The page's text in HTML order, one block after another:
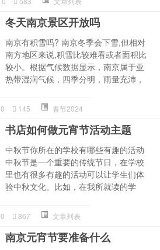
冬天南京景区开放吗
南京有积雪吗? 南京冬季会下雪,但相对
南方地区来说,积雪比较难看或者面积比
较小。根据气候数据显示，南京属于亚
热带湿润气候，四季分明，雨量充沛，
0 145 春节2024
书店如何做元宵节活动主题
中秋节你所在的学校有哪些有趣的活动
中秋节是一个重要的传统节日，在学校
里也有很多有趣的活动可以让学生们体
验中秋文化。比如，在我所就读的学
0 867 文章列表
南京元宵节要准备什么